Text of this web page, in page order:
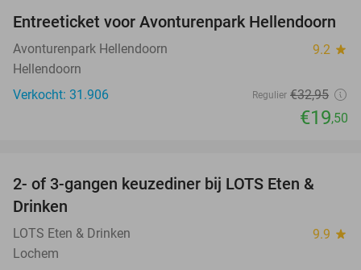
41%
Entreeticket voor Avonturenpark Hellendoorn
Avonturenpark Hellendoorn 9.2 star
Hellendoorn
Verkocht: 31.906
Regulier €32,95
€19,50
41%
2- of 3-gangen keuzediner bij LOTS Eten &
Drinken
LOTS Eten & Drinken 9.9 star
Lochem